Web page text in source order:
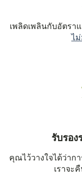
เพลิดเพลินกับอัตรา
ไ
รับรอง
คุณไว้วางใจได้ว่าก
เราจะ